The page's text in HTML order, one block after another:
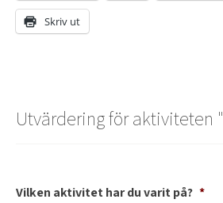
Skriv ut
Utvärdering för aktiviteten "
Vilken aktivitet har du varit på? *